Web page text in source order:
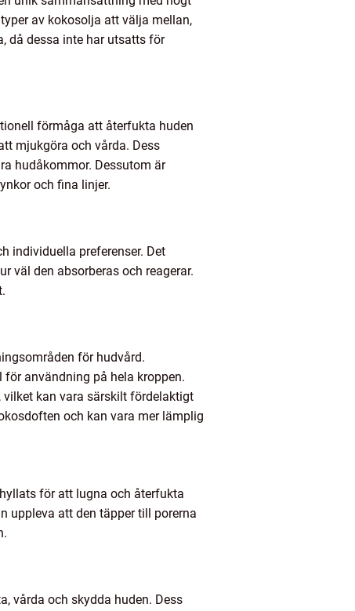
av kokosolja att välja mellan,
då dessa inte har utsatts för
förmåga att återfukta huden
mjukgöra och vårda. Dess
hudåkommor. Dessutom är
och fina linjer.
individuella preferenser. Det
väl den absorberas och reagerar.
för hudvård.
användning på hela kroppen.
kan vara särskilt fördelaktigt
och kan vara mer lämplig
för att lugna och återfukta
uppleva att den täpper till porerna
vårda och skydda huden. Dess